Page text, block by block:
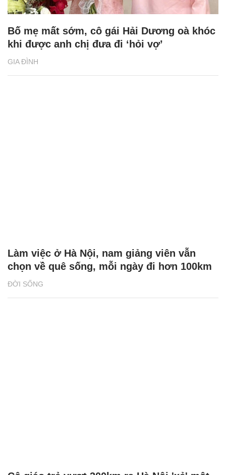
GIA ĐÌNH
Bố mẹ mất sớm, cô gái Hải Dương oà khóc
khi được anh chị đưa đi ‘hỏi vợ’
ĐỜI SỐNG
Làm việc ở Hà Nội, nam giảng viên vẫn
chọn về quê sống, mỗi ngày đi hơn 100km